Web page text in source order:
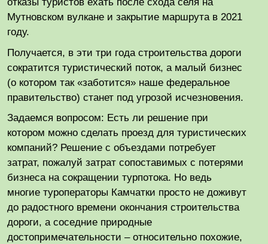
Мутновском вулкане и закрытие маршрута в 2021
году.
Получается, в эти три года строительства дороги
сократится туристический поток, а малый бизнес
(о котором так «заботится» наше федеральное
правительство) станет под угрозой исчезновения.
Задаемся вопросом: Есть ли решение при
котором можно сделать проезд для туристических
компаний? Решение с объездами потребует
затрат, пожалуй затрат сопоставимых с потерями
бизнеса на сокращении турпотока. Но ведь
многие туроператоры Камчатки просто не доживут
до радостного времени окончания строительства
дороги, а соседние природные
достопримечательности – относительно похожие,